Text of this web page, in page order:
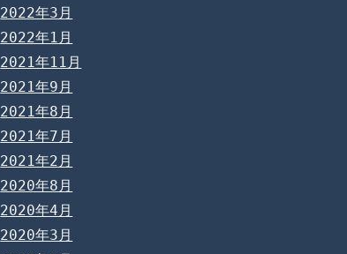
2022年3月
2022年1月
2021年11月
2021年9月
2021年8月
2021年7月
2021年2月
2020年8月
2020年4月
2020年3月